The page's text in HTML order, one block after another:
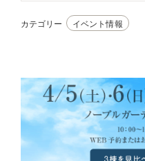
マイページ
カテゴリー イベント情報